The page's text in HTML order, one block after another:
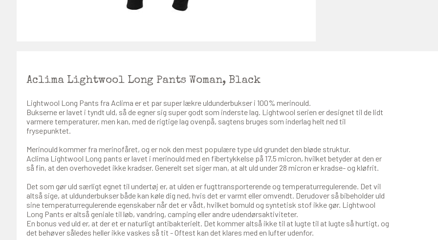
Aclima Lightwool Long Pants Woman, Black
Lightwool Long Pants fra Aclima er et par super lækre uldunderbukser i 100% merinould.
Bukserne er lavet i tyndt uld, så de egner sig super godt som inderste lag. Lightwool serien er designet til de lidt
varmere temperaturer, men kan, med de rigtige lag ovenpå, sagtens bruges som inderlag helt ned til
frysepunktet.
Merinould kommer fra merinofåret, og er nok den mest populære type uld grundet den bløde struktur.
Aclima Lightwool Long pants er lavet i merinould med en fibertykkelse på 17,5 micron, hvilket betyder at den er
så fin, at den overhovedet ikke kradser. Generelt set siger man, at alt uld under 28 micron er kradse- og kløfrit.
Det som gør uld særligt egnet til undertøj er, at ulden er fugttransporterende og temperaturregulerende. Det vil
altså sige, at uldunderbukser både kan køle dig ned, hvis det er varmt eller omvendt. Derudover så bibeholder uld
sine temperaturregulerende egenskaber når det er vådt, hvilket bomuld og syntetisk stof ikke gør. Lightwool
Long Pants er altså geniale til løb, vandring, camping eller andre udendørsaktiviteter.
En bonus ved uld er, at der et er naturligt antibakterielt. Det kommer altså ikke til at lugte til at lugte så hurtigt, og
det behøver således heller ikke vaskes så tit - Oftest kan det klares med en lufter udenfor.